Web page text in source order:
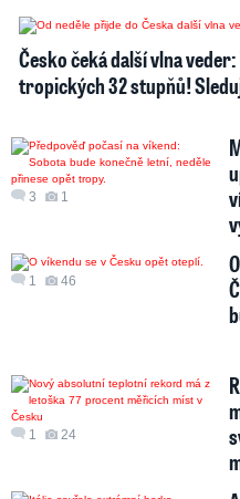
Česko čeká další vlna
tropických 32 stupňů!
3 1
1 46
1 24